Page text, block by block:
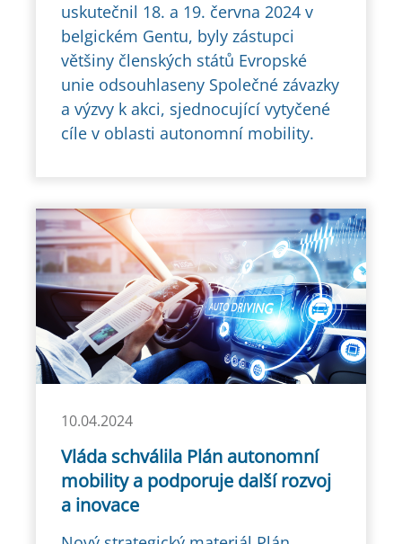
uskutečnil 18. a 19. června 2024 v
belgickém Gentu, byly zástupci
většiny členských států Evropské
unie odsouhlaseny Společné závazky
a výzvy k akci, sjednocující vytyčené
cíle v oblasti autonomní mobility.
10.04.2024
Vláda schválila Plán autonomní
mobility a podporuje další rozvoj
a inovace